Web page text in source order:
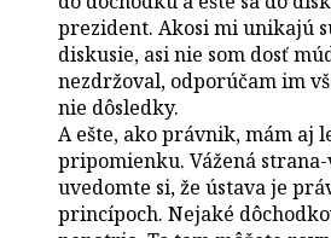
prezident. Akosi mi unikajú
diskusie, asi nie som dosť
nezdržoval, odporúčam im
nie dôsledky.
A ešte, ako právnik, mám aj
pripomienku. Vážená
uvedomte si, že ústava je
princípoch. Nejaké